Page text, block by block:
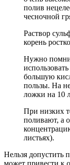
полив
чесночной
Раствор
корень
Нужно
большую
пользы. На
ложки на 10
При низких
поливают, а
листьях).
Нельзя допустить